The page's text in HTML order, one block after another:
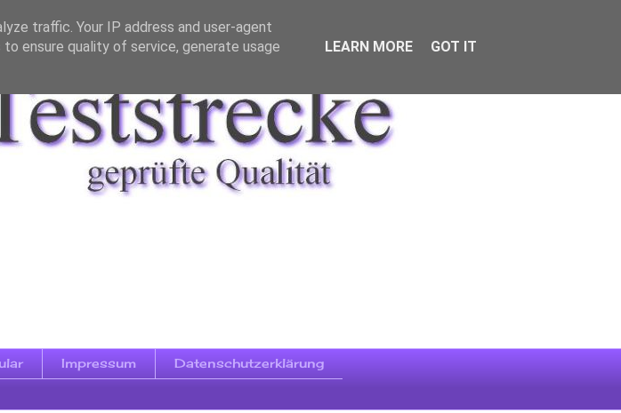
Impressum Datenschutzerklärung
traffic. Your IP address and user-agent
ensure quality of service, generate usage
LEARN MORE GOT IT